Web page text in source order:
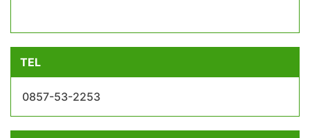
TEL
0857-53-2253